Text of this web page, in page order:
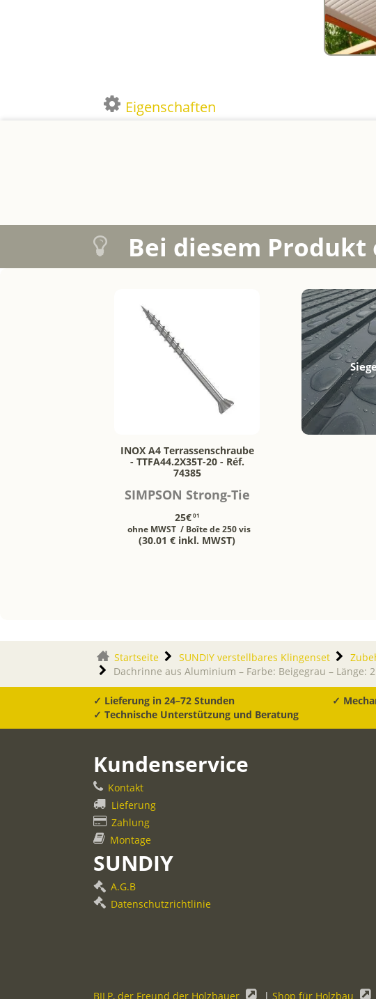
Eigenschaften
Bei diesem
INOX A4 Terrassenschraube
- TTFA44.2X35T-20 - Réf.
74385
SIMPSON Strong-Tie
25€01
ohne MWST/ Boîte de 250 vis
(30.01 € inkl. MWST)
Startseite SUNDIY verstellbares Klingenset
Dachrinne aus Aluminium – Farbe: Beigegrau – Länge:
✓ Lieferung in 24–72 Stunden ✓
✓ Technische Unterstützung und Beratung
Kundenservice
Kontakt
Lieferung
Zahlung
Montage
SUNDIY
A.G.B
Datenschutzrichtlinie
BILP, der Freund der Holzbauer | Shop für Holzbau